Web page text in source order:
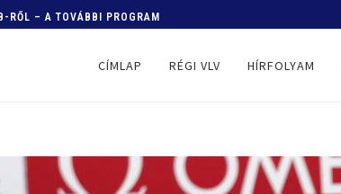
RŐL – A TOVÁBBI PROGRAM
CÍMLAP RÉGI VLV HÍRFOLYAM